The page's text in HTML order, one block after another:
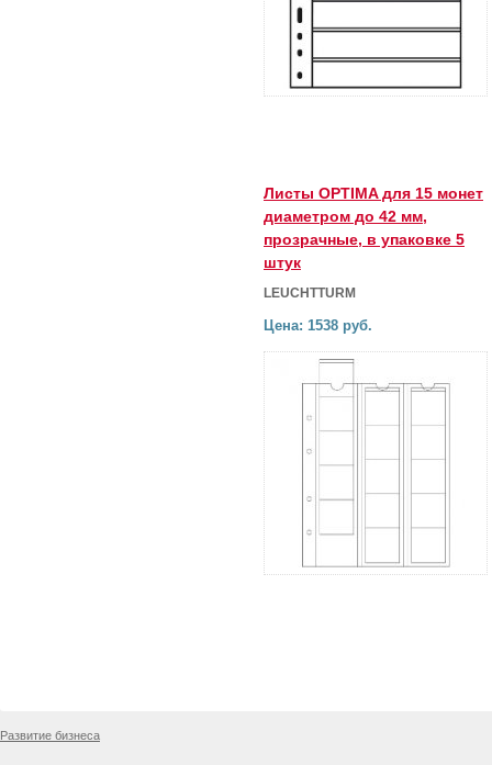
Листы OPTIMA для 15 монет
диаметром до 42 мм,
прозрачные, в упаковке 5
штук
LEUCHTTURM
Цена: 1538 руб.
Развитие бизнеса